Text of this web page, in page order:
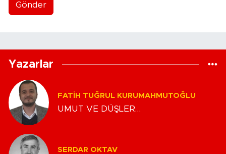
Gönder
Yazarlar
FATIH TUĞRUL KURUMAHMUTOĞLU
UMUT VE DÜŞLER…
SERDAR OKTAV